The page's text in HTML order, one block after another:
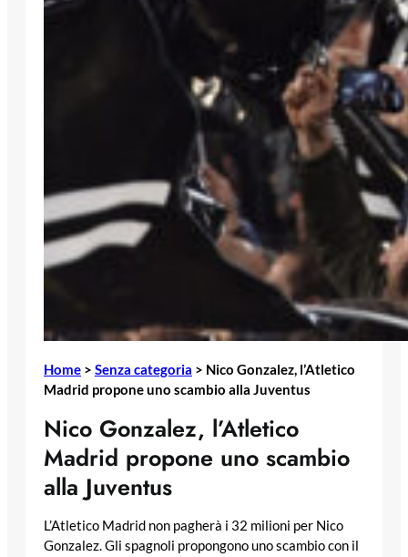
Home > Senza categoria > Nico Gonzalez, l’Atletico
Madrid propone uno scambio alla Juventus
Nico Gonzalez, l’Atletico
Madrid propone uno scambio
alla Juventus
L’Atletico Madrid non pagherà i 32 milioni per Nico
Gonzalez. Gli spagnoli propongono uno scambio con il